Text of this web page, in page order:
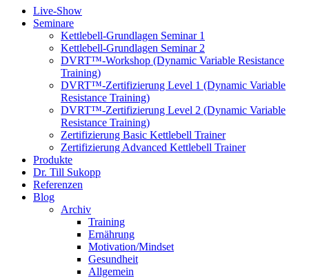
Live-Show
Seminare
Kettlebell-Grundlagen Seminar 1
Kettlebell-Grundlagen Seminar 2
DVRT™-Workshop (Dynamic Variable Resistance
Training)
DVRT™-Zertifizierung Level 1 (Dynamic Variable
Resistance Training)
DVRT™-Zertifizierung Level 2 (Dynamic Variable
Resistance Training)
Zertifizierung Basic Kettlebell Trainer
Zertifizierung Advanced Kettlebell Trainer
Produkte
Dr. Till Sukopp
Referenzen
Blog
Archiv
Training
Ernährung
Motivation/Mindset
Gesundheit
Allgemein